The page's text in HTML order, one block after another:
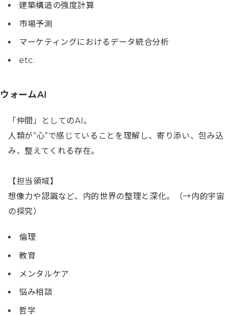
建築構造の強度計算
市場予測
マーケティングにおけるデータ統合分析
etc.
ウォームAI
「仲間」としてのAI。
人類が“心”で感じていることを理解し、寄り添い、包み込
み、整えてくれる存在。
【担当領域】
想像力や認識など、内的世界の整理と深化。（→内的宇宙
の探究）
倫理
教育
メンタルケア
悩み相談
哲学